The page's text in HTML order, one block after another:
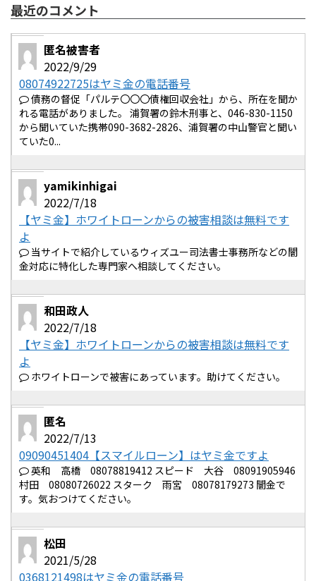
最近のコメント
匿名被害者
2022/9/29
08074922725はヤミ金の電話番号
債務の督促「パルテ〇〇〇債権回収会社」から、所在を聞か
れる電話がありました。 浦賀署の鈴木刑事と、046-830-1150
から聞いていた携帯090-3682-2826、浦賀署の中山警官と聞い
ていた0...
yamikinhigai
2022/7/18
【ヤミ金】ホワイトローンからの被害相談は無料です
よ
当サイトで紹介しているウィズユー司法書士事務所などの闇
金対応に特化した専門家へ相談してください。
和田政人
2022/7/18
【ヤミ金】ホワイトローンからの被害相談は無料です
よ
ホワイトローンで被害にあっています。助けてください。
匿名
2022/7/13
09090451404【スマイルローン】はヤミ金ですよ
英和 高橋 08078819412 スピード 大谷 08091905946
村田 08080726022 スターク 雨宮 08078179273 闇金で
す。気おつけてください。
松田
2021/5/28
0368121498はヤミ金の電話番号